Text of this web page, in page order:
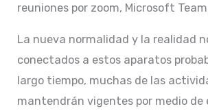
reuniones por zoom, Microsoft
La nueva normalidad y la realidad
conectados a estos aparatos
largo tiempo, muchas de las
mantendrán vigentes por medio de